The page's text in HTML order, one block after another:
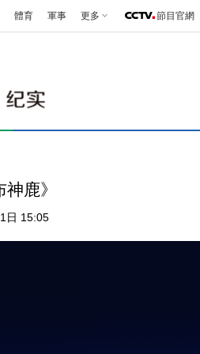
體育 軍事 更多 節目官網
鹿》
日 15:05